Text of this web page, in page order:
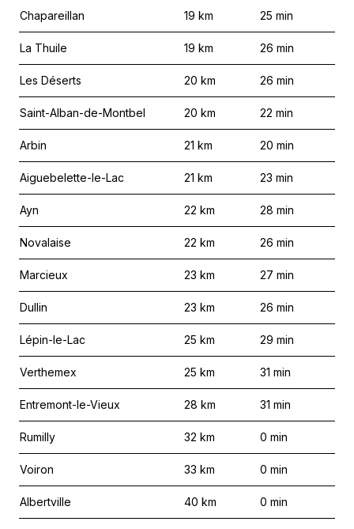
Chapareillan 19 km 25 min
La Thuile 19 km 26 min
Les Déserts 20 km 26 min
Saint-Alban-de-Montbel 20 km 22 min
Arbin 21 km 20 min
Aiguebelette-le-Lac 21 km 23 min
Ayn 22 km 28 min
Novalaise 22 km 26 min
Marcieux 23 km 27 min
Dullin 23 km 26 min
Lépin-le-Lac 25 km 29 min
Verthemex 25 km 31 min
Entremont-le-Vieux 28 km 31 min
Rumilly 32 km 0 min
Voiron 33 km 0 min
Albertville 40 km 0 min